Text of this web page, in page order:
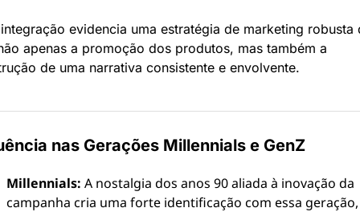
evidencia uma estratégia de marketing robusta
apenas a promoção dos produtos, mas também a
de uma narrativa consistente e envolvente.
nas Gerações Millennials e GenZ
Millennials: A nostalgia dos anos 90 aliada à inovação da
campanha cria uma forte identificação com essa geração,